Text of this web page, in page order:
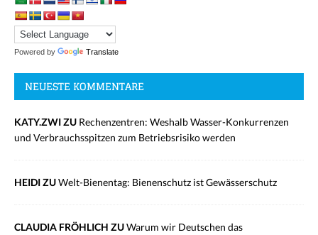
Powered by Translate
NEUESTE KOMMENTARE
KATY.ZWI ZU Rechenzentren: Weshalb Wasser-Konkurrenzen
und Verbrauchsspitzen zum Betriebsrisiko werden
HEIDI ZUWelt-Bienentag: Bienenschutz ist Gewässerschutz
CLAUDIA FRÖHLICH ZUWarum wir Deutschen das